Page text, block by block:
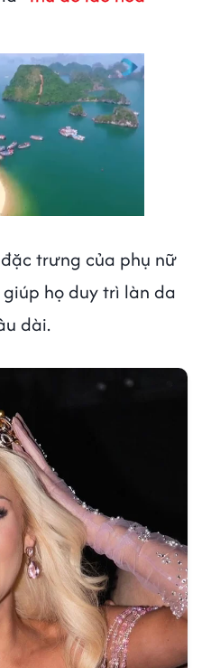
trưng của phụ nữ
họ duy trì làn da
dài.